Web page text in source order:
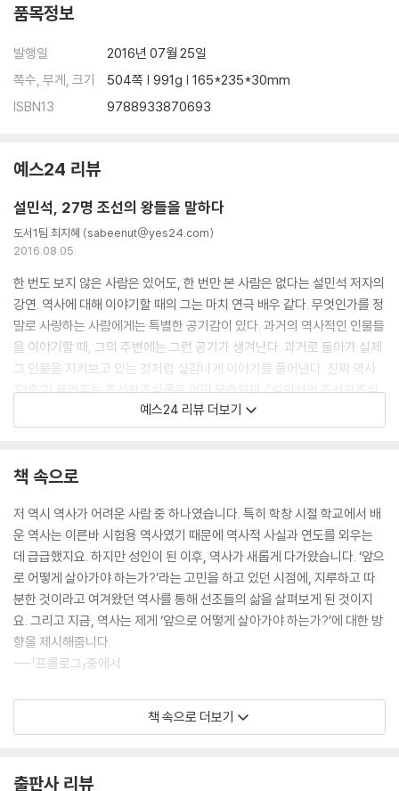
【 제9대 성종 】
모범생 호랑이. 조선 최고의 모범 임금·197
- 조선 고유의 법전, 경국대전을 완성하다
- 왕으로서는 100점! 남편으로서는 0점!이었던 성종
미친 호랑이. 조선 최고의 폭군·215
- 신하들의 입을 막고, 자신의 귀를 닫은 연산군
- 천 명의 기생과 ‘흥청망청’했던 임금
【 제11대 중종 】
변덕쟁이 호랑이. 조광조를 등용하고 버린 임금·233
- 임금도 읽어야 했던 초등 교과서 [소학]
- 중종의 남자, 조광조! 중종에게 버림을 받다
【 제12대 인종 】
9개월만 호랑이. 1년도 채우지 못한 조선 최단기 임금·251
- 3세 때부터 책을 줄줄 읽었던 신동
엄마가 호랑이. 어머니의 그늘에 가린 존재감 없는 임금·263
- 임금 위의 여왕, 문정왕후! 대규모 숙청을 일으키다
- 이제 도저히 못 참겠다, 임꺽정의 난!
【 제14대 선조 】
도망간 고양이. 백성을 버리고 도망간 임금·277
- 조선 최초의 방계 출신 임금, 선조
- 임진왜란 발발 1년 전! 조선은 무엇을 했는가?
품목정보
발행일
2016년 07월 25일
쪽수, 무게, 크기
504쪽 | 991g | 165*235*30mm
ISBN13
9788933870693
예스24 리뷰
설민석, 27명 조선의 왕들을 말하다
도서1팀 최지혜 (sabeenut@yes24.com)
2016.08.05.
한 번도 보지 않은 사람은 있어도, 한 번만 본 사람은 없다는 설민석 저자의
강연. 역사에 대해 이야기할 때의 그는 마치 연극 배우 같다. 무엇인가를 정
말로 사랑하는 사람에게는 특별한 공기감이 있다. 과거의 역사적인 인물들
을 이야기할 때, 그의 주변에는 그런 공기가 생겨난다. 과거로 돌아가 실제
그 인물을 지켜보고 있는 것처럼 실감나게 이야기를 풀어낸다. 진짜 역사
‘덕후’가 들려주는 조선왕조실록은 어떤 모습일까. 『설민석의 조선왕조실
록』 역시 한 편의 생생한 강연을 보듯 술술 넘어간다.
금조차 볼 수 없었던 국가기밀문서다. 언제부터 어떤 이유로 실록이 만들
는 대체 어디에 보관되어 왔는지 등 왕들에 대한 자세한 이야기를 하기에
앞서 독자들이 궁금해 할만한 조선왕조실록에 얽힌 중요한 사실들을 정리
하여 설명한다. 본격적인 왕들의 이야기는 각 임금의 특징을 정리해 놓은
페이지에서 시작한다. 중간 중간 등장하는 Q&A 구성은, 저자가 일방적으
로 정보를 전달하는 게 아니라, 실제 강연에서처럼 저자에게 묻고 그에 대
한 답을 듣는 것 같은 느낌을 준다. 조선시대의 장남은 어떤 존재였는지, 한
글을 과학적이라고 말하는 이유가 정확히 무엇인지, 왕의 24시간은 어떻
게 구성되는지 등 실록을 보면서 궁금해 할만한 내용을 문답 형태로 풀어
태조는 ‘이빨 빠진’ 호랑이로, 또 세종은 ‘위대한’ 호랑이로, 27명의 왕들은
있을까? 나만의 단어로 별명을 붙여 조선왕조를 정리해보는 건 어떨까.
예스24 리뷰 더보기
책 속으로
저 역시 역사가 어려운 사람 중 하나였습니다. 특히 학창 시절 학교에서 배
운 역사는 이른바 시험용 역사였기 때문에 역사적 사실과 연도를 외우는
데 급급했지요. 하지만 성인이 된 이후, 역사가 새롭게 다가왔습니다. ‘앞으
로 어떻게 살아가야 하는가?’라는 고민을 하고 있던 시점에, 지루하고 따
분한 것이라고 여겨왔던 역사를 통해 선조들의 삶을 살펴보게 된 것이지
요. 그리고 지금, 역사는 제게 ‘앞으로 어떻게 살아가야 하는가?’에 대한 방
향을 제시해줍니다.
---「프롤로그」중에서
이전의 왕들은 어느 정도 자신이 원하는 방식으로 생활할 수 있었지요. 술
을 먹고 싶으면 마시면 되고, 놀고 싶으면 어느 정도 놀 수 있는 여유가 있
책 속으로 더보기
출판사 리뷰